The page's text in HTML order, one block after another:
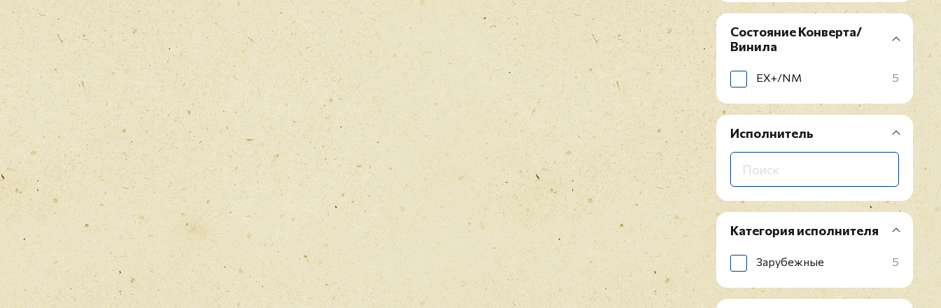
Состояние Конверта/
Винила
EX+/NM 5
Исполнитель
Категория исполнителя
Зарубежные 5